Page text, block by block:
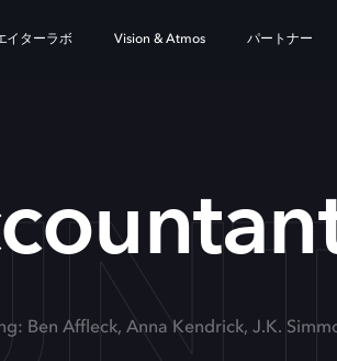
イターラボ Vision & Atmos パートナー
Ben Affleck, Anna Kendrick, J.K.